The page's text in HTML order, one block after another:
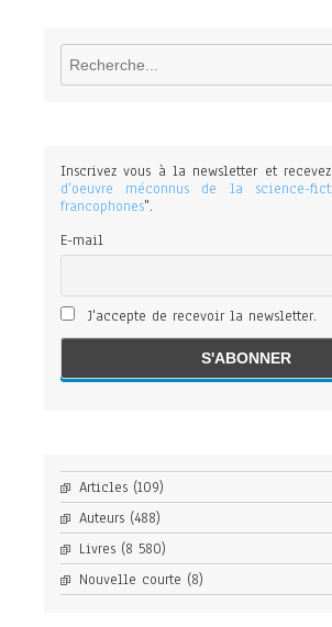
Rechercher
Inscrivez vous à la newsletter et
d'oeuvre méconnus de la science-
francophones".
E-mail
J'accepte de recevoir la newsletter.
Articles (109)
Auteurs (488)
Livres (8 580)
Nouvelle courte (8)